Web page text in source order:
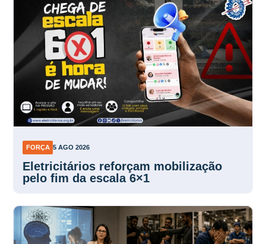
FORÇA 5 AGO 2026
Eletricitários reforçam mobilização
pelo fim da escala 6×1